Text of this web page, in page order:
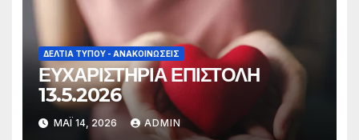
ΔΕΛΤΊΑ ΤΎΠΟΥ - ΑΝΑΚΟΙΝΏΣΕΙΣ
ΕΥΧΑΡΙΣΤΗΡΙΑ ΕΠΙΣΤΟΛΗ
13.5.2026
ΜΆΙ 14, 2026 ADMIN